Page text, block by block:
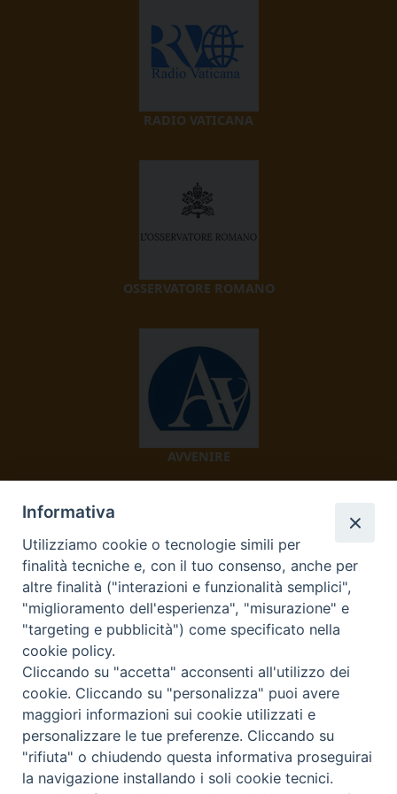
RADIO VATICANA
OSSERVATORE ROMANO
AVVENIRE
TV 2000
Diocesi di Ivrea
Curia Vescovile Piazza Castello, 3 10015 Ivrea (To) Tel.
0125.641138 Fax 0125.40296 segreteriacuria@diocesivrea.it
Informativa
Utilizziamo cookie o tecnologie simili per
finalità tecniche e, con il tuo consenso, anche per
altre finalità ("interazioni e funzionalità semplici",
"miglioramento dell'esperienza", "misurazione" e
"targeting e pubblicità") come specificato nella
cookie policy.
Cliccando su "accetta" acconsenti all'utilizzo dei
cookie. Cliccando su "personalizza" puoi avere
maggiori informazioni sui cookie utilizzati e
personalizzare le tue preferenze. Cliccando su
"rifiuta" o chiudendo questa informativa proseguirai
la navigazione installando i soli cookie tecnici.